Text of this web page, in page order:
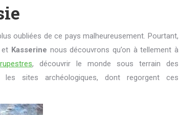
oubliées de ce pays malheureusement. Pourtant,
Kasserine nous découvrons qu’on à tellement à
, découvrir le monde sous terrain des
sites archéologiques, dont regorgent ces